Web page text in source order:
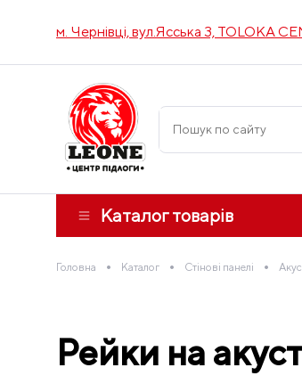
м. Чернівці, вул.Ясська 3, TOLOKA
Каталог товарів
Головна • Каталог • Стінові панелі •
Рейки на